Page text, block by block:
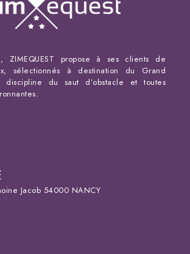
ZIMEQUEST propose à ses clients de
sélectionnés à destination du Grand
discipline du saut d’obstacle et toutes
Jacob 54000 NANCY